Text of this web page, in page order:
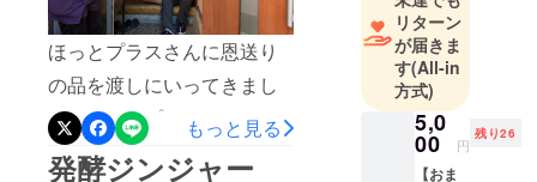
標の50種類には届かずです
が、手に入りづらいものや
激辛品種など厳選した品種
です。2月に種まきをし、現
在ハウスにて元気に成長中
ほっとプラスさんに恩送り
の品を渡しにいってきまし
た！ほっとプラスさんは、
埼玉県さいたま市を拠点
もっと見る
発酵ジンジャー
トも企画・
開催してい
ます♪
リターン
が届きま
す(All-in
方式)
5,0
00 円
残り26
【おま